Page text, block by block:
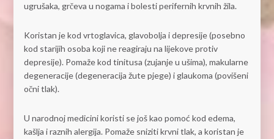
ugrušaka, grčeva u nogama i bolesti perifernih krvnih žila.
Koristan je kod vrtoglavica, glavobolja i depresije (posebno
kod starijih osoba koji ne reagiraju na lijekove protiv
depresije). Pomaže kod tinitusa (zujanje u ušima), makularne
degeneracije (degeneracija žute pjege) i glaukoma (povišeni
očni tlak).
U narodnoj medicini koristi se još kao pomoć kod edema,
kašlja i raznih alergija. Pomaže sniziti krvni tlak, a koristan je